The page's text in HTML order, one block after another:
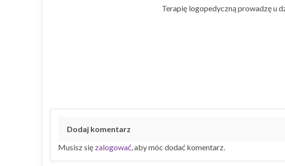
Terapię logopedyczną prowadzę u
Dodaj komentarz
Musisz się zalogować, aby móc dodać komentarz.